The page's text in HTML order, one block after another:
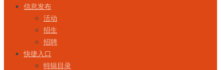
信息发布
活动
招生
招聘
快捷入口
特辑目录